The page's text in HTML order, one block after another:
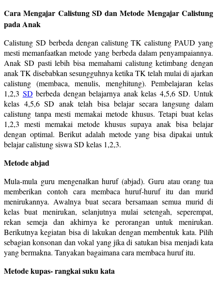
Cara Mengajar Calistung SD dan Metode Mengajar Calistung
pada Anak
Calistung SD berbeda dengan calistung TK calistung PAUD yang
mesti memanfaatkan metode yang berbeda dalam penyampaiannya.
Anak SD pasti lebih bisa memahami calistung ketimbang dengan
anak TK disebabkan sesungguhnya ketika TK telah mulai di ajarkan
calistung (membaca, menulis, menghitung). Pembelajaran kelas
1,2,3 SD berbeda dengan belajarnya anak kelas 4,5,6 SD. Untuk
kelas 4,5,6 SD anak telah bisa belajar secara langsung dalam
calistung tanpa mesti memakai metode khusus. Tetapi buat kelas
1,2,3 mesti memakai metode khusus supaya anak bisa belajar
dengan optimal. Berikut adalah metode yang bisa dipakai untuk
belajar calistung siswa SD kelas 1,2,3.
Metode abjad
Mula-mula guru mengenalkan huruf (abjad). Guru atau orang tua
memberikan contoh cara membaca huruf-huruf itu dan murid
menirukannya. Awalnya buat secara bersamaan semua murid di
kelas buat menirukan, selanjutnya mulai setengah, seperempat,
rekan semeja dan akhirnya ke perorangan untuk menirukan.
Berikutnya kegiatan bisa di lakukan dengan membentuk kata. Pilih
sebagian konsonan dan vokal yang jika di satukan bisa menjadi kata
yang bermakna. Tanyakan bagaimana cara membaca huruf itu.
Metode kupas- rangkai suku kata